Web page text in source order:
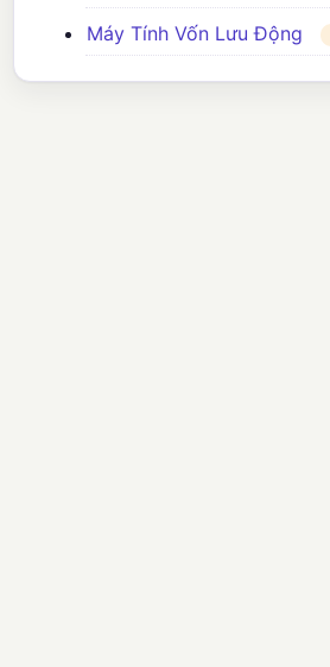
Máy Tính Vốn Lưu Động